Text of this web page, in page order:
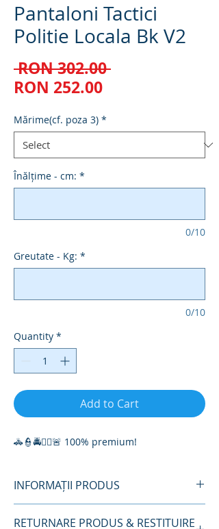
Pantaloni Tactici
Politie Locala Bk V2
RON 302.00 Regular
RON 252.00Sale
Mărime(cf. poza 3) *
Înălțime - cm: *
0/10
Greutate - Kg: *
0/10
Quantity *
Add to Cart
🚓👮🚔👮‍♀️🚨 100% premium!
INFORMAȚII PRODUS
Tesatura Ripstop
RETURNARE PRODUS & RESTITUIRE